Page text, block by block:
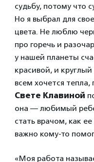
судьбу, потому что
Но я выбрал для
цвета. Не люблю
про горечь и
у нашей планеты
красивой, и
всем хочется тепла,
Свете Клавиной
она — любимый
стать врачом, как
важно кому-то
«Моя работа